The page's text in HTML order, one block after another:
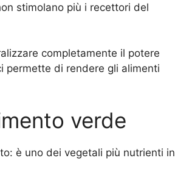
stimolano più i recettori del
completamente il potere
permette di rendere gli alimenti
verde
è uno dei vegetali più nutrienti in